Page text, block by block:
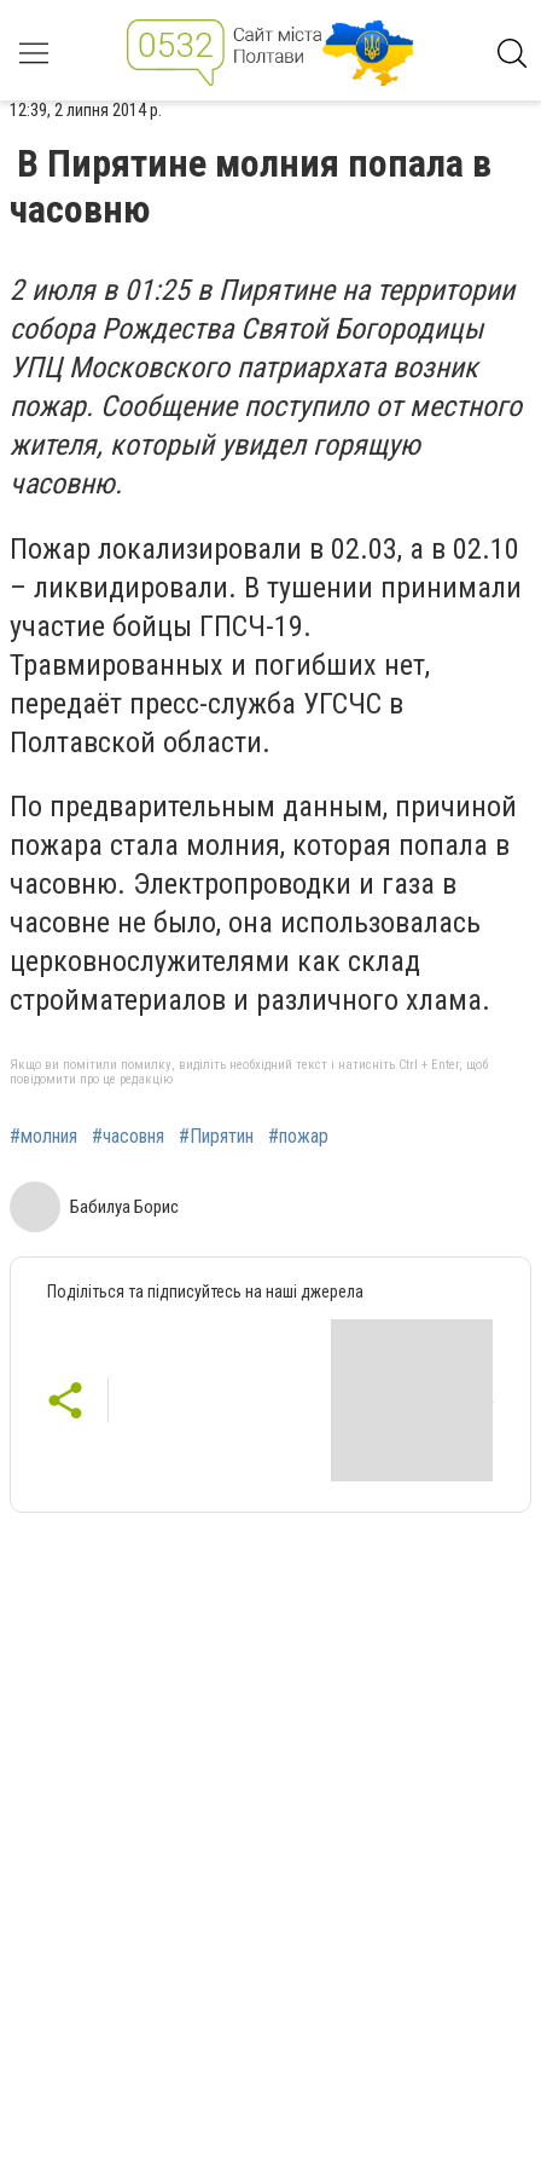
12:39, 2 липня 2014 р.
В Пирятине молния попала в
часовню
2 июля в 01:25 в Пирятине на территории
собора Рождества Святой Богородицы
УПЦ Московского патриархата возник
пожар. Сообщение поступило от местного
жителя, который увидел горящую
часовню.
Пожар локализировали в 02.03, а в 02.10
– ликвидировали. В тушении принимали
участие бойцы ГПСЧ-19.
Травмированных и погибших нет,
передаёт пресс-служба УГСЧС в
Полтавской области.
По предварительным данным, причиной
пожара стала молния, которая попала в
часовню. Электропроводки и газа в
часовне не было, она использовалась
церковнослужителями как склад
стройматериалов и различного хлама.
Якщо ви помітили помилку, виділіть необхідний текст і натисніть Ctrl + Enter, щоб
повідомити про це редакцію
#молния #часовня #Пирятин #пожар
Бабилуа Борис
Поділіться та підписуйтесь на наші джерела